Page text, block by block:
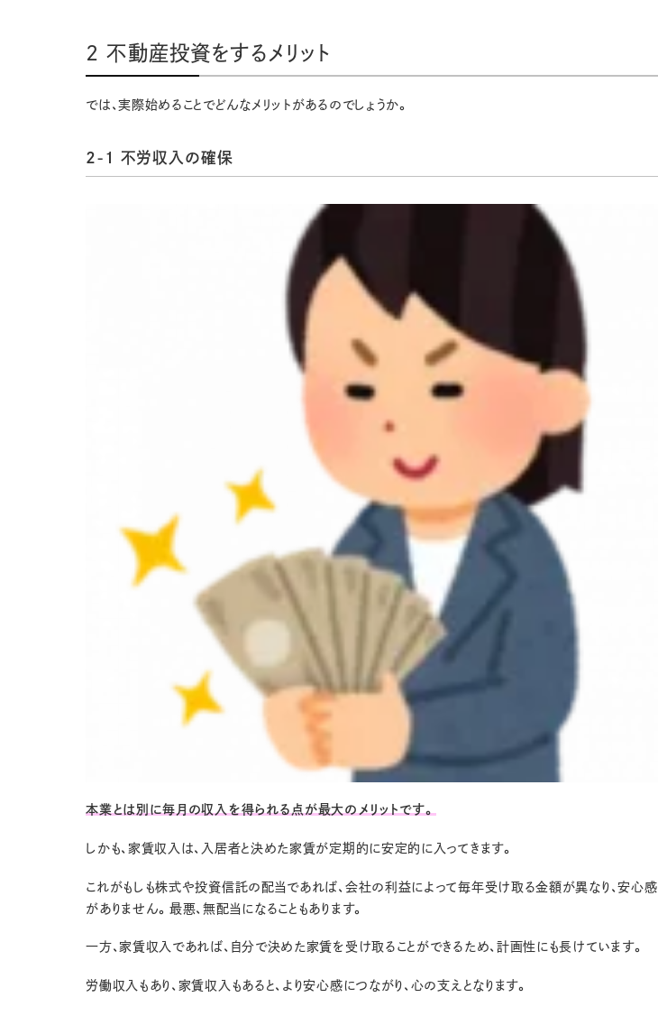
2 不動産投資をするメリット
では、実際始めることでどんなメリットがあるのでしょうか。
2-1 不労収入の確保
本業とは別に毎月の収入を得られる点が最大のメリットです。
しかも、家賃収入は、入居者と決めた家賃が定期的に安定的に入ってきます。
これがもしも株式や投資信託の配当であれば、会社の利益によって毎年受け取る金額が異なり、安心感
がありません。最悪、無配当になることもあります。
一方、家賃収入であれば、自分で決めた家賃を受け取ることができるため、計画性にも長けています。
労働収入もあり、家賃収入もあると、より安心感につながり、心の支えとなります。